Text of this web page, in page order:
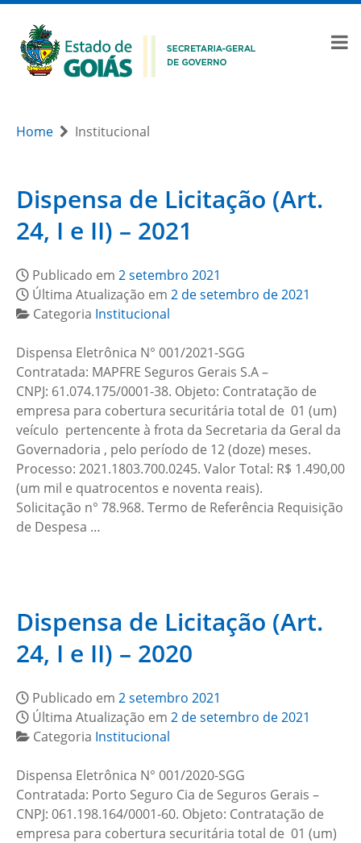
Home Institucional
Dispensa de Licitação (Art.
24, I e II) – 2021
Publicado em 2 setembro 2021
Última Atualização em 2 de setembro de 2021
Categoria Institucional
Dispensa Eletrônica N° 001/2021-SGG
Contratada: MAPFRE Seguros Gerais S.A –
CNPJ: 61.074.175/0001-38. Objeto: Contratação de
empresa para cobertura securitária total de 01 (um)
veículo pertencente à frota da Secretaria da Geral da
Governadoria , pelo período de 12 (doze) meses.
Processo: 2021.1803.700.0245. Valor Total: R$ 1.490,00
(um mil e quatrocentos e noventa reais).
Solicitação n° 78.968. Termo de Referência Requisição
de Despesa …
Dispensa de Licitação (Art.
24, I e II) – 2020
Publicado em 2 setembro 2021
Última Atualização em 2 de setembro de 2021
Categoria Institucional
Dispensa Eletrônica N° 001/2020-SGG
Contratada: Porto Seguro Cia de Seguros Gerais –
CNPJ: 061.198.164/0001-60. Objeto: Contratação de
empresa para cobertura securitária total de 01 (um)